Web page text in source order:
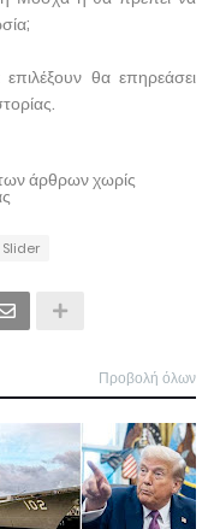
θα επηρεάσει
άρθρων χωρίς
Slider
Προβολή όλων